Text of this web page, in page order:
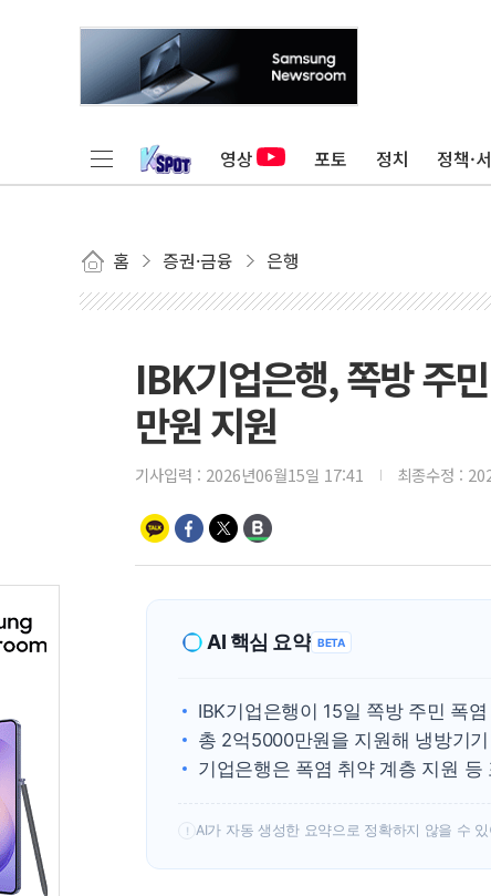
영상 포토 정치 정책·
홈 증권·금융 은행
IBK기업은행, 쪽방 주
만원 지원
기사입력 : 2026년06월15일 17:41 최종수정 :
AI 핵심 요약 BETA
IBK기업은행이 15일 쪽방 주민 폭
총 2억5000만원을 지원해 냉방기
기업은행은 폭염 취약 계층 지원
! AI가 자동 생성한 요약으로 정확하지 않을 수 있